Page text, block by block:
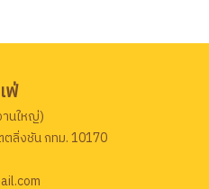
ฟ่
านใหญ่)
ลิ่งชัน กทม. 10170